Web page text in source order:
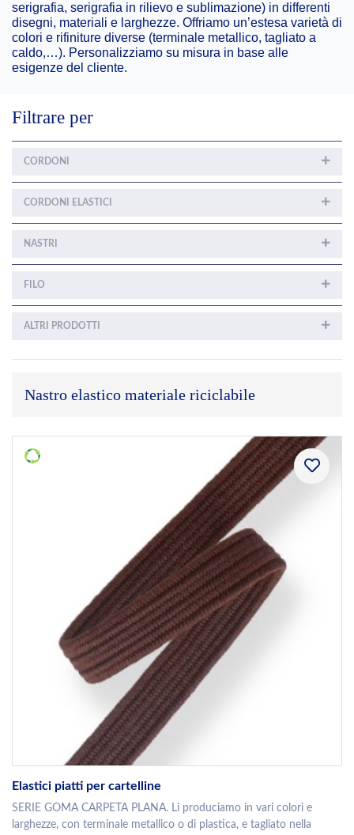
serigrafia, serigrafia in rilievo e sublimazione) in differenti
disegni, materiali e larghezze. Offriamo un’estesa varietà di
colori e rifiniture diverse (terminale metallico, tagliato a
caldo,…). Personalizziamo su misura in base alle
esigenze del cliente.
Filtrare per
CORDONI
CORDONI ELASTICI
NASTRI
FILO
ALTRI PRODOTTI
Nastro elastico materiale riciclabile
Elastici piatti per cartelline
SERIE GOMA CARPETA PLANA. Li produciamo in vari colori e
larghezze, con terminale metallico o di plastica, e tagliato nella